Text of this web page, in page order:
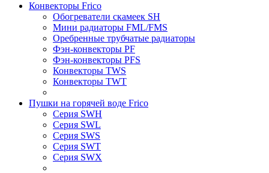
Конвекторы Frico
Обогреватели скамеек SH
Мини радиаторы FML/FMS
Оребренные трубчатые радиаторы
Фэн-конвекторы PF
Фэн-конвекторы PFS
Конвекторы TWS
Конвекторы TWT
Пушки на горячей воде Frico
Серия SWH
Серия SWL
Серия SWS
Серия SWT
Серия SWX